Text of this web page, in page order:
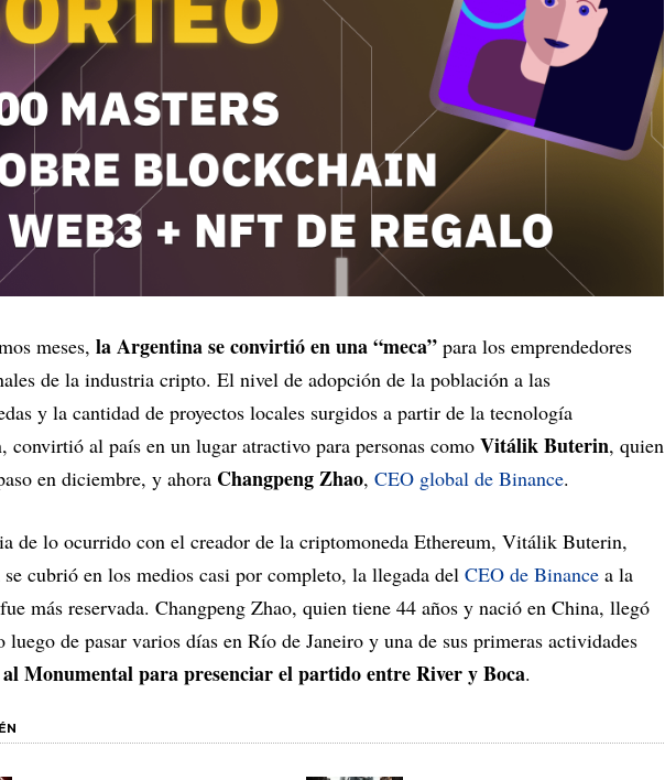
meses, la Argentina se convirtió en una “meca” para los emprendedores
de la industria cripto. El nivel de adopción de la población a las
y la cantidad de proyectos locales surgidos a partir de la tecnología
convirtió al país en un lugar atractivo para personas como Vitálik Buterin, quien
en diciembre, y ahora Changpeng Zhao, CEO global de Binance.
de lo ocurrido con el creador de la criptomoneda Ethereum, Vitálik Buterin,
cubrió en los medios casi por completo, la llegada del CEO de Binance a la
más reservada. Changpeng Zhao, quien tiene 44 años y nació en China, llegó
luego de pasar varios días en Río de Janeiro y una de sus primeras actividades
Monumental para presenciar el partido entre River y Boca.